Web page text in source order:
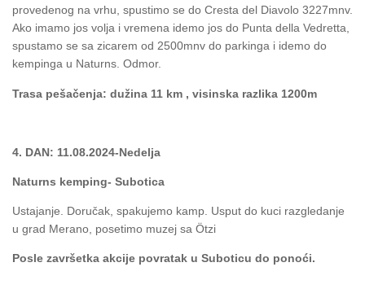
provedenog na vrhu, spustimo se do Cresta del Diavolo 3227mnv.
Ako imamo jos volja i vremena idemo jos do Punta della Vedretta,
spustamo se sa zicarem od 2500mnv do parkinga i idemo do
kempinga u Naturns. Odmor.
Trasa pešačenja: dužina 11 km , visinska razlika 1200m
4. DAN: 11.08.2024-Nedelja
Naturns kemping- Subotica
Ustajanje. Doručak, spakujemo kamp. Usput do kuci razgledanje
u grad Merano, posetimo muzej sa Ötzi
Posle završetka akcije povratak u Suboticu do ponoći.